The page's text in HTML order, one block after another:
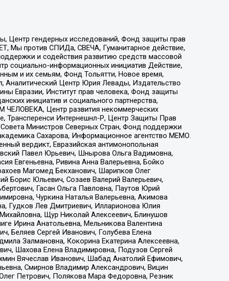
Центр гендерных исследований, Фонд защиты прав
Мы против СПИДа, СВЕЧА, Гуманитарное действие,
и содействия развитию средств массовой
социально-информационных инициатив Действие,
и их семьям, Фонд Тольятти, Новое время,
Аналитический Центр Юрия Левады, Издательство
Евразии, Институт прав человека, Фонд защиты
инициатив и социального партнерства,
Центр развития некоммерческих
Трансперенси Интернешнл-Р, Центр Защиты Прав
Министров Северных Стран, Фонд поддержки
Сахарова, Информационное агентство МЕМО.
вердикт, Евразийская антимонопольная
Павел Юрьевич, Шнырова Ольга Вадимовна,
Евгеньевна, Ривина Анна Валерьевна, Бойко
Магомед Бекханович, Шарипков Олег
Борис Юльевич, Созаев Валерий Валерьевич,
Гасан Ольга Павловна, Паутов Юрий
Чуркина Наталья Валерьевна, Акимова
Гудков Лев Дмитриевич, Илларионова Юлия
Щур Николай Алексеевич, Блинушов
Ирина Анатольевна, Мельникова Валентина
Беляев Сергей Иванович, Голубева Елена
Залмановна, Кокорина Екатерина Алексеевна,
Шахова Елена Владимировна, Подузов Сергей
Вячеслав Иванович, Шабад Анатолий Ефимович,
Смирнов Владимир Александрович, Вицин
Петрович, Полякова Мара Федоровна, Резник